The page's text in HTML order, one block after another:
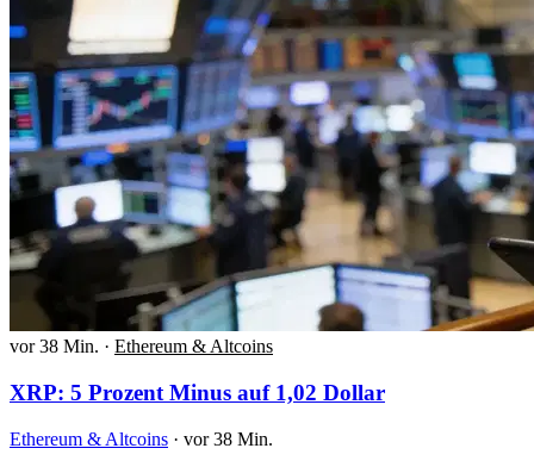
vor 38 Min. · Ethereum & Altcoins
XRP: 5 Prozent Minus auf 1,02 Dollar
Ethereum & Altcoins · vor 38 Min.